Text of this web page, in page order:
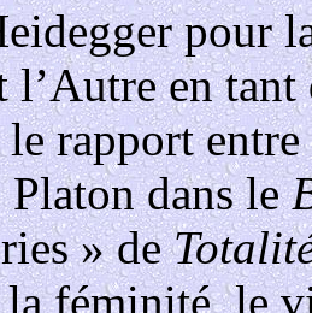
pour
l’Autre en
rapport
Platon dans le
» de
la féminité, le